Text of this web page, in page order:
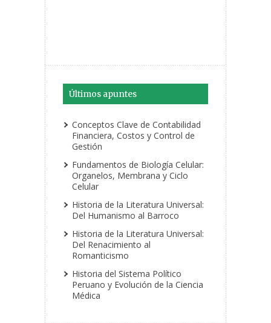
Últimos apuntes
Conceptos Clave de Contabilidad
Financiera, Costos y Control de
Gestión
Fundamentos de Biología Celular:
Organelos, Membrana y Ciclo
Celular
Historia de la Literatura Universal:
Del Humanismo al Barroco
Historia de la Literatura Universal:
Del Renacimiento al
Romanticismo
Historia del Sistema Político
Peruano y Evolución de la Ciencia
Médica